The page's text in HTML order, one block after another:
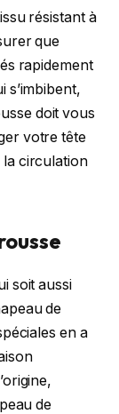
résistant à
que
rapidement
s’imbibent,
doit vous
votre tête
la circulation
soit aussi
de
en a
de